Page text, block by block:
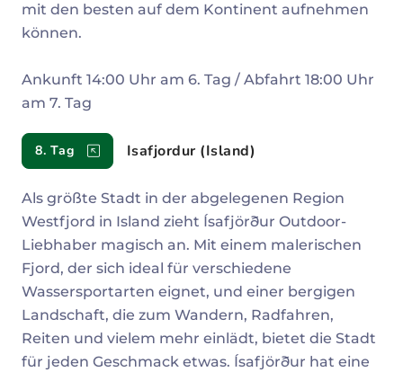
mit den besten auf dem Kontinent aufnehmen
können.
Ankunft 14:00 Uhr am 6. Tag / Abfahrt 18:00 Uhr
am 7. Tag
8. Tag Isafjordur (Island)
Als größte Stadt in der abgelegenen Region
Westfjord in Island zieht Ísafjörður Outdoor-
Liebhaber magisch an. Mit einem malerischen
Fjord, der sich ideal für verschiedene
Wassersportarten eignet, und einer bergigen
Landschaft, die zum Wandern, Radfahren,
Reiten und vielem mehr einlädt, bietet die Stadt
für jeden Geschmack etwas. Ísafjörður hat eine